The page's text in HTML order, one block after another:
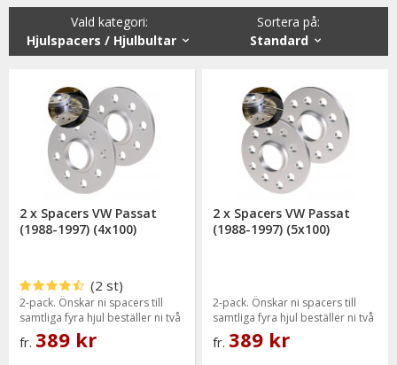
vägegenskaper. Detta fyller även ut hjulhuset på ett snyggt
sätt, normalt sätt strävar man efter att fälgen ska följa
skärmkanten.
Våra spacer är utrustade med en centreringsring för att ej
riskera obalans i fälgen, dock ej på 5mm då det ej går eler
behövs då original centreringen räcker igenom.
Till Volkswagen Passat 1988-1996 har vi storlekarna enligt
Vi lagerhåller hjulspacer i följande tjocklekar 5mm, 10mm,
15mm samt 20mm.
Sortera på:
Standard
Vald kategori:
Hjulspacers / Hjulbultar
2 x Spacers VW Passat
(1988-1997) (4x100)
(2 st)
2-pack. Önskar ni spacers till
samtliga fyra hjul beställer ni två
paket.
fr. 389 kr
2 x Spacers VW Passat
(1988-1997) (5x100)
2-pack. Önskar ni spacers till
samtliga fyra hjul beställer ni två
paket.
fr. 389 kr